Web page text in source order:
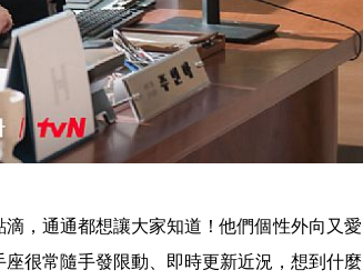
，通通都想讓大家知道！他們個性外向又愛
很常隨手發限動、即時更新近況，想到什麼